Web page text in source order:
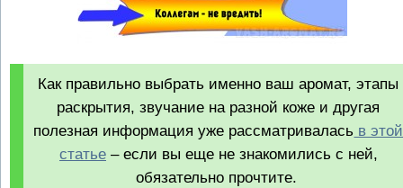
Как правильно выбрать именно ваш аромат, этапы
раскрытия, звучание на разной коже и другая
полезная информация уже рассматривалась в этой
статье – если вы еще не знакомились с ней,
обязательно прочтите.